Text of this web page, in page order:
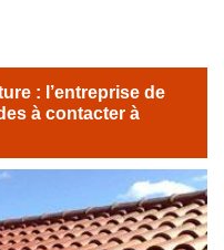
: l’entreprise de
à contacter à